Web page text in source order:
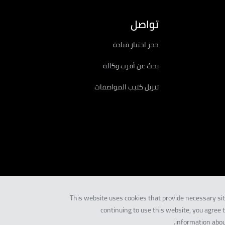
This website uses cookies that provide necessary
continuing to use this website, you agree
information
تواصل
حجز اختبار قيادة
بحث عن أقرب وكالة
تنزيل كتيب المواصفات